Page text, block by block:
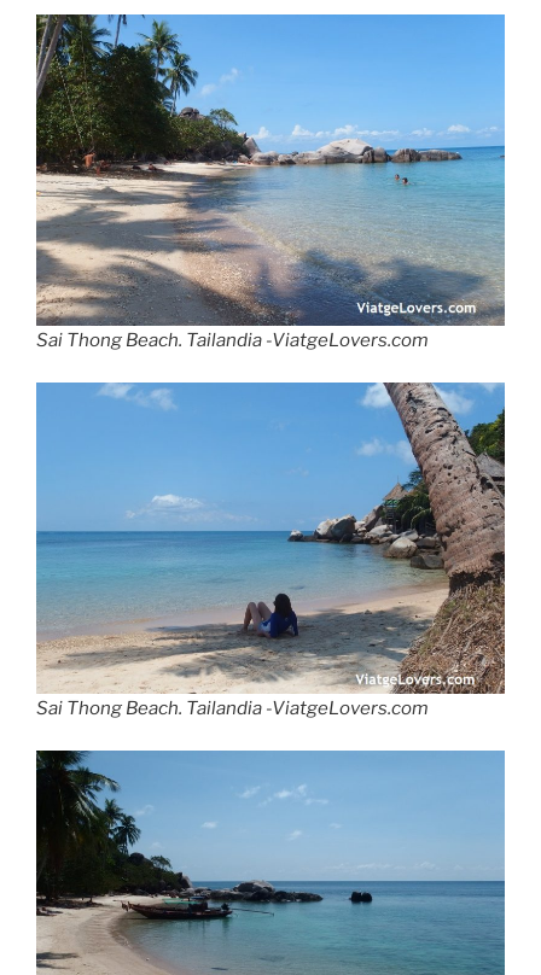
Sai Thong Beach. Tailandia -ViatgeLovers.com
Sai Thong Beach. Tailandia -ViatgeLovers.com